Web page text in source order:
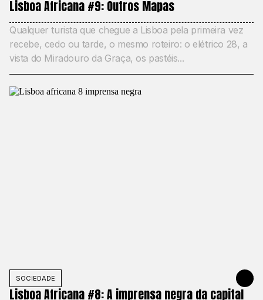
Lisboa Africana #9: Outros Mapas
Qualquer turista que chegue a Lisboa pela primeira vez
recebe, cedo ou tarde, o mesmo roteiro: o elétrico 28, a
vista do Miradouro da Graça, os pastéis...
SOCIEDADE MAY 4,
Lisboa Africana #8: A imprensa negra da capital